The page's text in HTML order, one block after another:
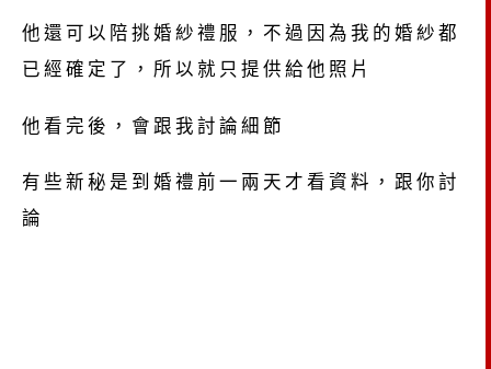
他還可以陪挑婚紗禮服，不過因為我的婚紗都
已經確定了，所以就只提供給他照片
他看完後，會跟我討論細節
有些新秘是到婚禮前一兩天才看資料，跟你討
論